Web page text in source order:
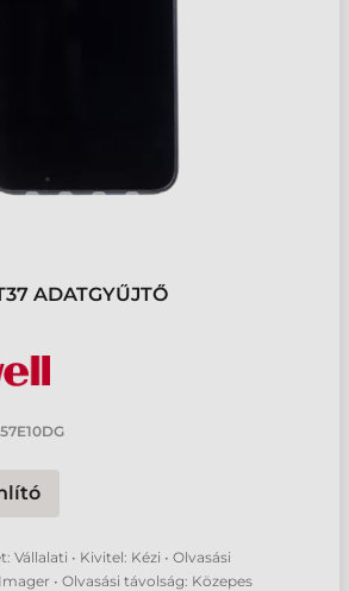
ADATGYŰJTŐ
Vállalati • Kivitel: Kézi • Olvasási
• Olvasási távolság: Közepes